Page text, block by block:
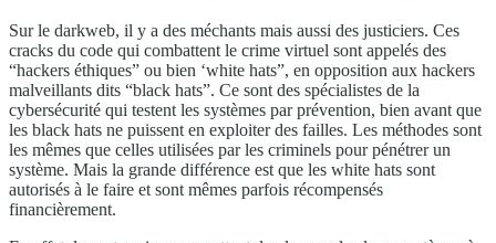
Sur le darkweb, il y a des méchants mais aussi des justiciers. Ces
cracks du code qui combattent le crime virtuel sont appelés des
“hackers éthiques” ou bien ‘white hats”, en opposition aux hackers
malveillants dits “black hats”. Ce sont des spécialistes de la
cybersécurité qui testent les systèmes par prévention, bien avant que
les black hats ne puissent en exploiter des failles. Les méthodes sont
les mêmes que celles utilisées par les criminels pour pénétrer un
système. Mais la grande différence est que les white hats sont
autorisés à le faire et sont mêmes parfois récompensés
financièrement.